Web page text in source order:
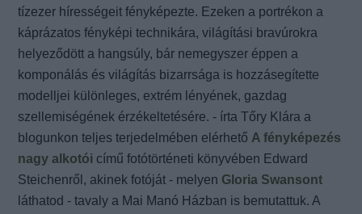
tízezer hírességeit fényképezte. Ezeken a portrékon a
káprázatos fényképi technikára, világítási bravúrokra
helyeződött a hangsúly, bár nemegyszer éppen a
komponálás és világítás bizarrsága is hozzásegítette
modelljei különleges, extrém lényének, gazdag
szellemiségének érzékeltetésére. - írta Tőry Klára a
blogunkon teljes terjedelmében elérhető A fényképezés
nagy alkotói című fotótörténeti könyvében Edward
Steichenről, akinek fotóját - melyen Gloria Swansont
láthatod - tavaly a Mai Manó Házban is bemutattuk. A